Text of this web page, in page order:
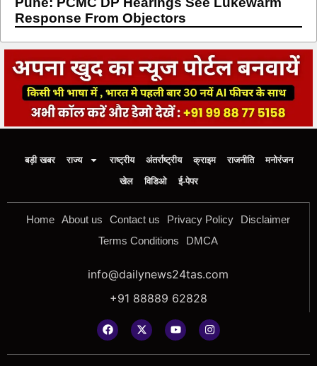
Response From Objectors
बड़ी खबर राज्य राष्ट्रीय अंतर्राष्ट्रीय क्राइम राजनीति
मनोरंजन
खेल
विडिओ ई-पेपर
Home About us Contact us Privacy Policy
Disclaimer
Terms Conditions
DMCA
info@dailynews24tas.com
+91 88889 62828